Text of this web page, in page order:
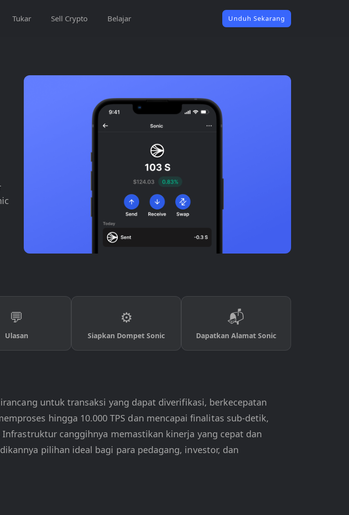
Tukar Sell Crypto Belajar Unduh Sekarang
💬
Ulasan
⚙️
Siapkan Dompet Sonic
📬
Dapatkan Alamat Sonic
untuk transaksi yang dapat diverifikasi, berkecepatan
hingga 10.000 TPS dan mencapai finalitas sub-detik,
canggihnya memastikan kinerja yang cepat dan
pilihan ideal bagi para pedagang, investor, dan